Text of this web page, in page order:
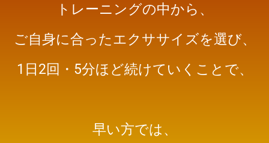
トレーニングの中から、
ご自身に合ったエクササイズを選び、
1日2回・5分ほど続けていくことで、
早い方では、